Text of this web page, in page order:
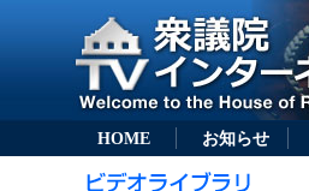
HOME お知らせ